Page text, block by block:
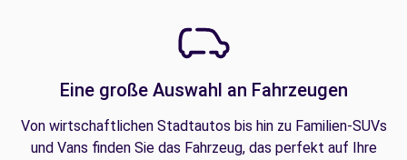
Eine große Auswahl an Fahrzeugen
Von wirtschaftlichen Stadtautos bis hin zu Familien-SUVs
und Vans finden Sie das Fahrzeug, das perfekt auf Ihre